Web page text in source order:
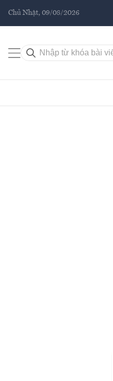
Chủ Nhật, 09/08/2026